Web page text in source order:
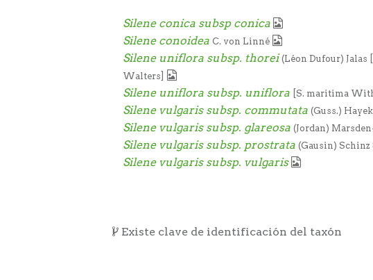
Silene conica subsp conica
Silene conoidea C. von Linné
Silene uniflora subsp. thorei (Léon Dufour) Jalas
Walters]
Silene uniflora subsp. uniflora [S. maritima
Silene vulgaris subsp. commutata (Guss.) Hayek
Silene vulgaris subsp. glareosa (Jordan)
Silene vulgaris subsp. prostrata (Gausin) Schinz
Silene vulgaris subsp. vulgaris
Existe clave de identificación del taxón